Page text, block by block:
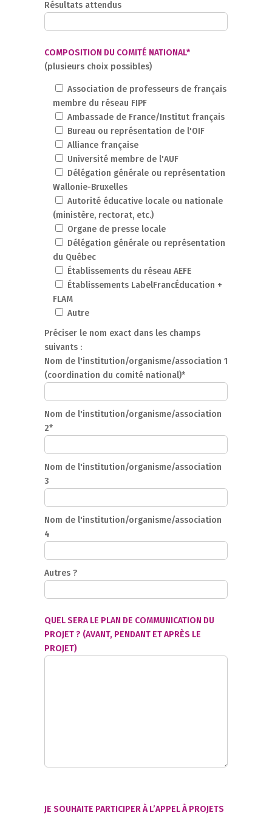
Résultats attendus
COMPOSITION DU COMITÉ NATIONAL*
(plusieurs choix possibles)
Association de professeurs de français
membre du réseau FIPF
Ambassade de France/Institut français
Bureau ou représentation de l'OIF
Alliance française
Université membre de l'AUF
Délégation générale ou représentation
Wallonie-Bruxelles
Autorité éducative locale ou nationale
(ministère, rectorat, etc.)
Organe de presse locale
Délégation générale ou représentation
du Québec
Établissements du réseau AEFE
Établissements LabelFrancÉducation +
FLAM
Autre
Préciser le nom exact dans les champs
suivants :
Nom de l'institution/organisme/association 1
(coordination du comité national)*
Nom de l'institution/organisme/association
2*
Nom de l'institution/organisme/association
3
Nom de l'institution/organisme/association
4
Autres ?
QUEL SERA LE PLAN DE COMMUNICATION DU
PROJET ? (AVANT, PENDANT ET APRÈS LE
PROJET)
JE SOUHAITE PARTICIPER À L’APPEL À PROJETS